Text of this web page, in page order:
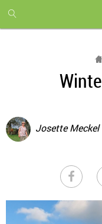
month
free
Josette Meckel